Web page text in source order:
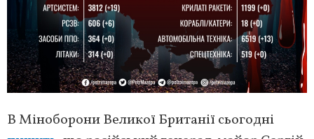
В Міноборони Великої Британії сьогодні